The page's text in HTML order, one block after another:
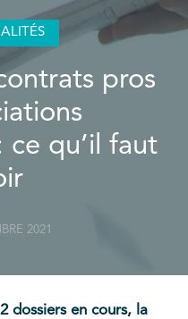
pros
ce qu’il faut
2021
dossiers en cours, la